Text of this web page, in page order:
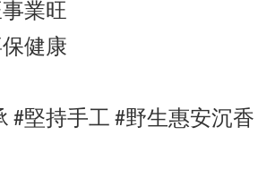
業旺
健康
#堅持手工 #野生惠安沉香